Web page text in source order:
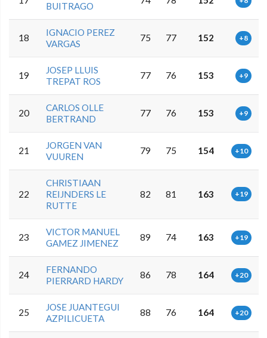
BUITRAGO
18
IGNACIO PEREZ
VARGAS
75 77 152 +8
19
JOSEP LLUIS
TREPAT ROS
77 76 153 +9
20
CARLOS OLLE
BERTRAND
77 76 153 +9
21
JORGEN VAN
VUUREN
79 75 154 +10
22
CHRISTIAAN
REIJNDERS LE
RUTTE
82 81 163 +19
23
VICTOR MANUEL
GAMEZ JIMENEZ
89 74 163 +19
24
FERNANDO
PIERRARD HARDY
86 78 164 +20
25
JOSE JUANTEGUI
AZPILICUETA
88 76 164 +20